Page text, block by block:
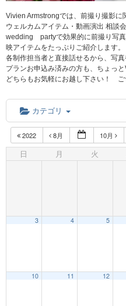
Vivien Armstrongでは、前撮り撮影に
ウェルカムアイテム・動画演出 相談会
wedding partyで効果的に前撮り写
映アイテムをたっぷりご紹介します。
各制作担当者と直接話せるから、写
プランお申込み済みの方も、ちょっ
どちらもお気軽にお越し下さい！
カテゴリ
2022 8月 10月
日 月 火
3 4 5
10 11 12